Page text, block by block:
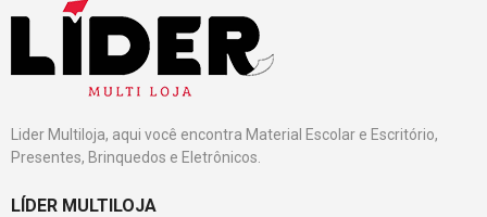
Lider Multiloja, aqui você encontra Material Escolar e Escritório,
Presentes, Brinquedos e Eletrônicos.
LÍDER MULTILOJA